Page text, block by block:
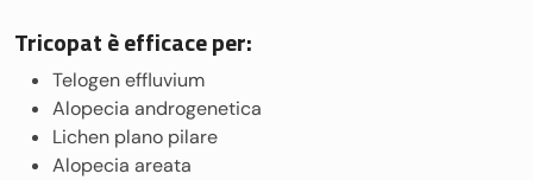
Tricopat è efficace per:
Telogen effluvium
Alopecia androgenetica
Lichen plano pilare
Alopecia areata